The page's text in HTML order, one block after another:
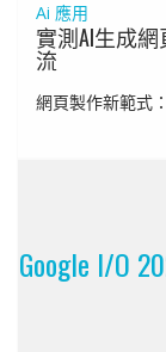
Ai 應用
實測AI生成
流
網頁製作新範式
Google I/O